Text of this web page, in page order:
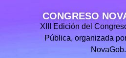
CONGRESO
XIII Edición del
Pública, organizada
NovaGob.